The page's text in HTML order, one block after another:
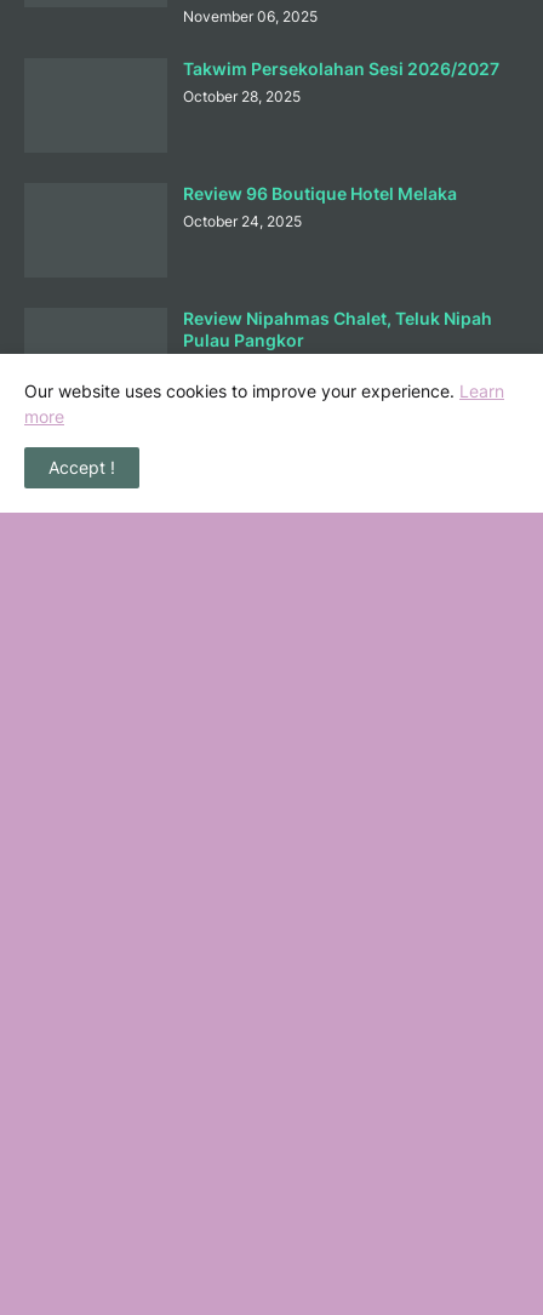
November 06, 2025
Takwim Persekolahan Sesi 2026/2027
October 28, 2025
Review 96 Boutique Hotel Melaka
October 24, 2025
Review Nipahmas Chalet, Teluk Nipah
Pulau Pangkor
Our website uses cookies to improve your experience. Learn
more
Accept !